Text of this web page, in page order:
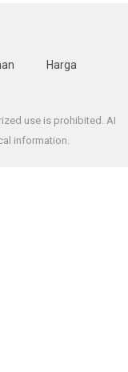
Harga
use is prohibited. AI
information.